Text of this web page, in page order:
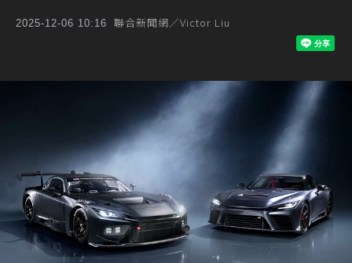
2025-12-06 10:16 聯合新聞網／Victor Liu